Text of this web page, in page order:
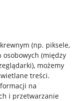
(np. piksele,
osobowych (między
, możemy
treści.
na
i przetwarzanie